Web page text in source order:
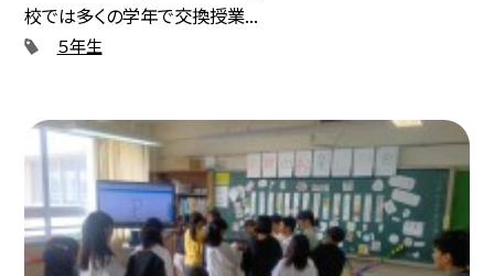
校では多くの学年で交換授業...
５年生